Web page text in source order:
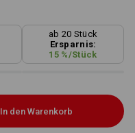
ab 20 Stück
Ersparnis:
15 %/Stück
In den Warenkorb